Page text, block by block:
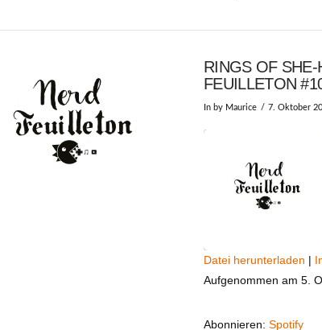
RINGS OF
FEUILLETON
In by Maurice 7. Oktober
Spotify
TEILEN
Datei herunterladen |
Aufgenommen am 5.
Abonnieren: Spotify